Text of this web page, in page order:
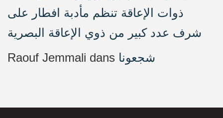
ذوات الإعاقة تنظم مأدبة افطار على
شرف عدد كبير من ذوي الإعاقة البصرية
Raouf Jemmali dans شجعونا